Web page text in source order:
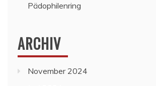
Pädophilenring
ARCHIV
November 2024